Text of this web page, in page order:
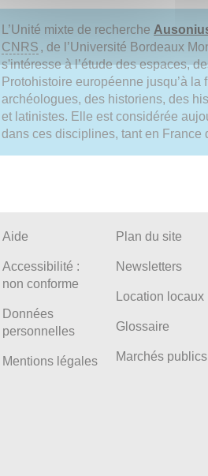
L’Unité mixte de recherche
CNRS , de l’Université Bordeaux
s'intéresse à l’étude des espaces,
Protohistoire européenne jusqu’à
archéologues, des historiens, des
et latinistes. Elle est considérée
dans ces disciplines, tant en France
Aide
Accessibilité :
non conforme
Données
personnelles
Mentions légales
Plan du site
Newsletters
Location locaux
Glossaire
Marchés publics